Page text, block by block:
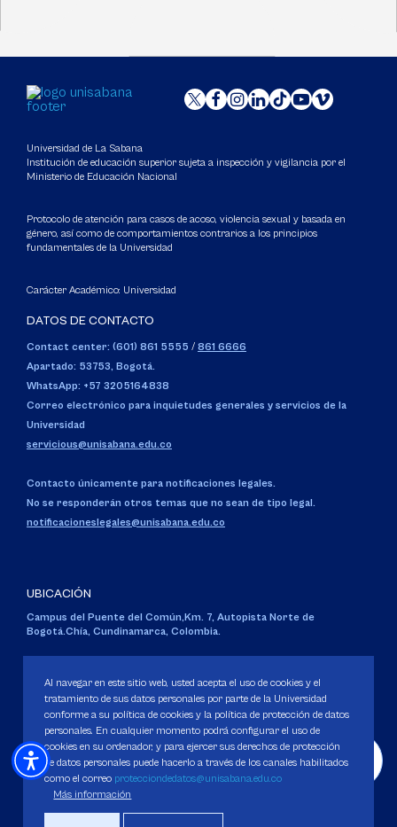
Universidad de La Sabana
Institución de educación superior sujeta a inspección y vigilancia por el
Ministerio de Educación Nacional
Protocolo de atención para casos de acoso, violencia sexual y basada en
género, así como de comportamientos contrarios a los principios
fundamentales de la Universidad
Carácter Académico: Universidad
DATOS DE CONTACTO
Contact center: (601) 861 5555 / 861 6666
Apartado: 53753, Bogotá.
WhatsApp: +57 3205164838
Correo electrónico para inquietudes generales y servicios de la
Universidad
servicious@unisabana.edu.co
Contacto únicamente para notificaciones legales.
No se responderán otros temas que no sean de tipo legal.
notificacioneslegales@unisabana.edu.co
UBICACIÓN
Campus del Puente del Común,Km. 7, Autopista Norte de
Bogotá.Chía, Cundinamarca, Colombia.
Personería Jurídica:Resolución 130 del 14 de enero de 1980.
Ministerio de Educación Nacional.
Política de Protección de datos
Al navegar en este sitio web, usted acepta el uso de cookies y el
tratamiento de sus datos personales por parte de la Universidad
conforme a su política de cookies y la política de protección de datos
personales. En cualquier momento podrá configurar el uso de
cookies en su ordenador, y para ejercer sus derechos de protección
de datos personales puede hacerlo a través de los canales habilitados
como el correo protecciondedatos@unisabana.edu.co
Más información